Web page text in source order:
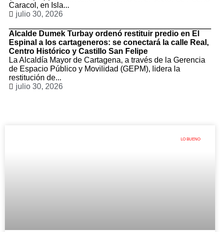
Caracol, en Isla...
julio 30, 2026
Alcalde Dumek Turbay ordenó restituir predio en El
Espinal a los cartageneros: se conectará la calle Real,
Centro Histórico y Castillo San Felipe
La Alcaldía Mayor de Cartagena, a través de la Gerencia
de Espacio Público y Movilidad (GEPM), lidera la
restitución de...
julio 30, 2026
LO BUENO